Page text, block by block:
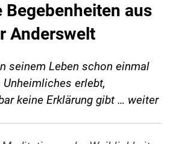
Begebenheiten aus
Anderswelt
seinem Leben schon einmal
erlebt,
keine Erklärung gibt … weiter